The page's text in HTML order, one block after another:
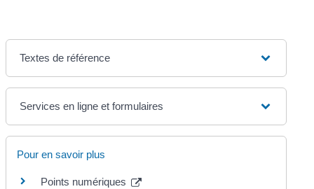
Textes de référence
Services en ligne et formulaires
Pour en savoir plus
Points numériques